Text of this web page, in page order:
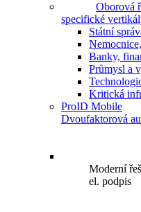
Oborová
specifické
Státní
Banky,
Průmysl a
Kritická
ProID Mobile
Dvoufaktorová
Moderní
el. podpis